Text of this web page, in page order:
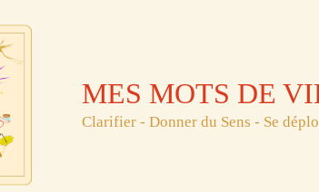
MES MOTS DE
Clarifier - Donner du Sens - Se